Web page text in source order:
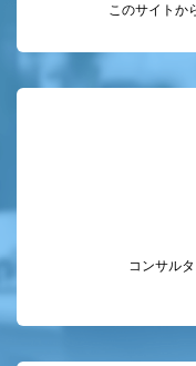
このサイトか
コンサル